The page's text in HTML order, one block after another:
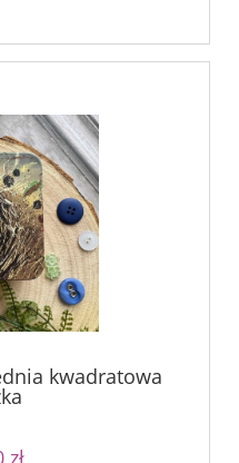
kwadratowa